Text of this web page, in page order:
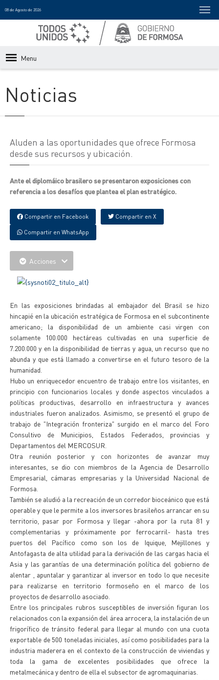
08 de Agosto de 2026
Menu
Noticias
Aluden a las oportunidades que ofrece Formosa
desde sus recursos y ubicación.
Ante el diplomáico brasilero se presentaron exposiciones con
referencia a los desafíos que plantea el plan estratégico.
Compartir en Facebook Compartir en X
Compartir en WhatsApp
Acciones
En las exposiciones brindadas al embajador del Brasil se hizo
hincapié en la ubicación estratégica de Formosa en el subcontinente
americano; la disponibilidad de un ambiente casi virgen con
solamente 100.000 hectáreas cultivadas en una superficie de
7.200.000 y en la disponibilidad de tierras y agua, un recurso que no
abunda y que está llamado a convertirse en el futuro tesoro de la
humanidad.
Hubo un enriquecedor encuentro de trabajo entre los visitantes, en
principio con funcionarios locales y donde aspectos vinculados a
políticas productivas, desarrollo en infraestructura y avances
industriales fueron analizados. Asimismo, se presentó el grupo de
trabajo de "Integración fronteriza" surgido en el marco del Foro
Consultivo de Municipios, Estados Federados, provincias y
Departamentos del MERCOSUR.
Otra reunión posterior y con horizontes de avanzar muy
interesantes, se dio con miembros de la Agencia de Desarrollo
Empresarial, cámaras empresarias y la Universidad Nacional de
Formosa.
También se aludió a la recreación de un corredor bioceánico que está
operable y que le permite a los inversores brasileños arrancar en su
territorio, pasar por Formosa y llegar -ahora por la ruta 81 y
complementarias y próximamente por ferrocarril- hasta tres
puertos del Pacífico como son los de Iquique, Mejillones y
Antofagasta de alta utilidad para la derivación de las cargas hacia el
Asia y las garantías de una determinación política del gobierno de
alentar , apuntalar y garantizar al inversor en todo lo que necesite
para realizarse en territorio formoseño en el marco de los
proyectos de desarrollo asociado.
Entre los principales rubros susceptibles de inversión figuran los
relacionados con la expansión del área arrocera, la instalación de un
frigorífico de tránsito federal para llegar al mundo con una cuota
exportable de 500 toneladas iniciales, así como posibilidades para la
industria maderera en el contexto de la construcción de viviendas y
toda la gama de excelentes posibilidades que ofrece la
metalmecánica y dentro de ella el subsector de agromaquinarias.